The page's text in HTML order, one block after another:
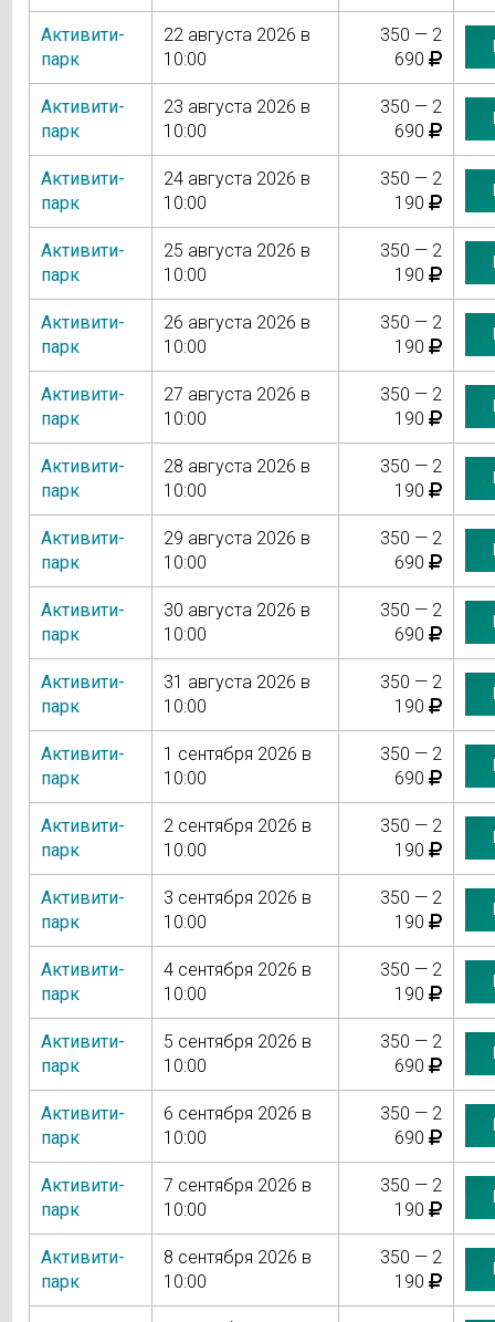
Активити-
парк
22 августа 2026 в
10:00
350 — 2
690
Активити-
парк
23 августа 2026 в
10:00
350 — 2
690
Активити-
парк
24 августа 2026 в
10:00
350 — 2
190
Активити-
парк
25 августа 2026 в
10:00
350 — 2
190
Активити-
парк
26 августа 2026 в
10:00
350 — 2
190
Активити-
парк
27 августа 2026 в
10:00
350 — 2
190
Активити-
парк
28 августа 2026 в
10:00
350 — 2
190
Активити-
парк
29 августа 2026 в
10:00
350 — 2
690
Активити-
парк
30 августа 2026 в
10:00
350 — 2
690
Активити-
парк
31 августа 2026 в
10:00
350 — 2
190
Активити-
парк
1 сентября 2026 в
10:00
350 — 2
690
Активити-
парк
2 сентября 2026 в
10:00
350 — 2
190
Активити-
парк
3 сентября 2026 в
10:00
350 — 2
190
Активити-
парк
4 сентября 2026 в
10:00
350 — 2
190
Активити-
парк
5 сентября 2026 в
10:00
350 — 2
690
Активити-
парк
6 сентября 2026 в
10:00
350 — 2
690
Активити-
парк
7 сентября 2026 в
10:00
350 — 2
190
Активити-
парк
8 сентября 2026 в
10:00
350 — 2
190